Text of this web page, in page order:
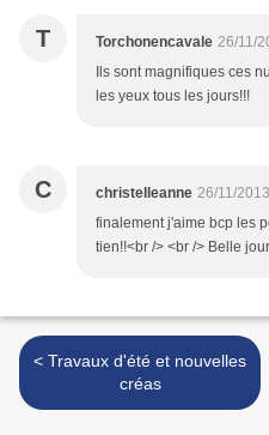
T Torchonencavale 26/11/
Ils sont magnifiques ces
les yeux tous les jours!!!
C christelleanne 26/11/
finalement j'aime bcp les
tien!!<br /> <br /> Belle
< Travaux d'été et nouvelles
créas